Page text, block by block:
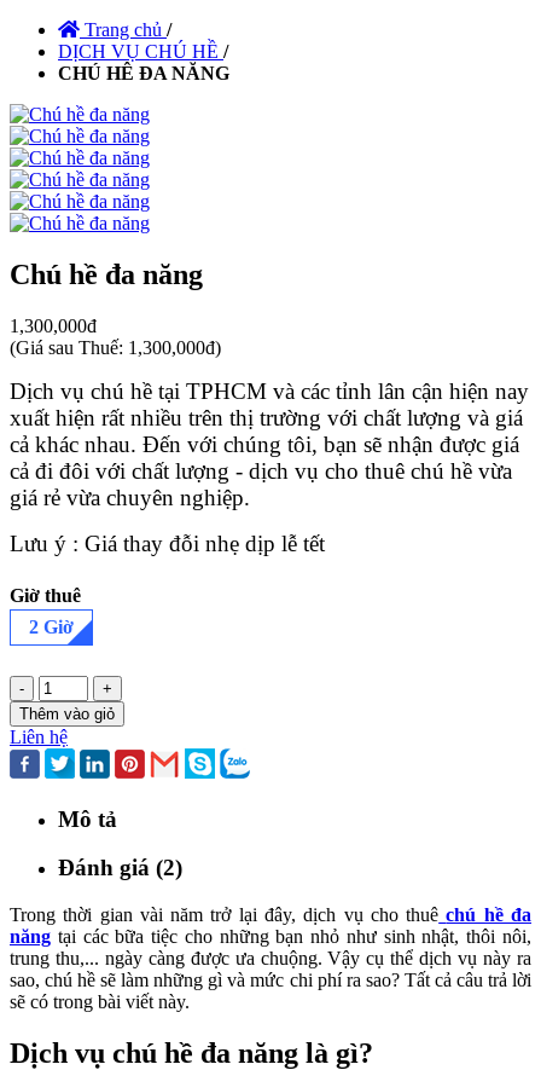
Trang chủ /
DỊCH VỤ CHÚ HỀ /
CHÚ HÊ ĐA NĂNG
Chú hề đa năng
1,300,000đ
(Giá sau Thuế: 1,300,000đ)
Dịch vụ chú hề tại TPHCM và các tỉnh lân cận hiện nay
xuất hiện rất nhiều trên thị trường với chất lượng và giá
cả khác nhau. Đến với chúng tôi, bạn sẽ nhận được giá
cả đi đôi với chất lượng - dịch vụ cho thuê chú hề vừa
giá rẻ vừa chuyên nghiệp.
Lưu ý : Giá thay đỗi nhẹ dịp lễ tết
Giờ thuê
2 Giờ
-
+
Thêm vào giỏ
Liên hệ
Mô tả
Đánh giá (2)
Trong thời gian vài năm trở lại đây, dịch vụ cho thuê chú hề đa
năng tại các bữa tiệc cho những bạn nhỏ như sinh nhật, thôi nôi,
trung thu,... ngày càng được ưa chuộng. Vậy cụ thể dịch vụ này ra
sao, chú hề sẽ làm những gì và mức chi phí ra sao? Tất cả câu trả lời
sẽ có trong bài viết này.
Dịch vụ chú hề đa năng là gì?